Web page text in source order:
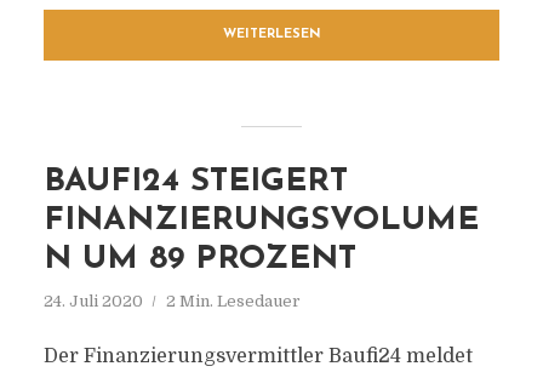
WEITERLESEN
BAUFI24 STEIGERT
FINANZIERUNGSVOLUME
N UM 89 PROZENT
24. Juli 2020 2 Min. Lesedauer
Der Finanzierungsvermittler Baufi24 meldet